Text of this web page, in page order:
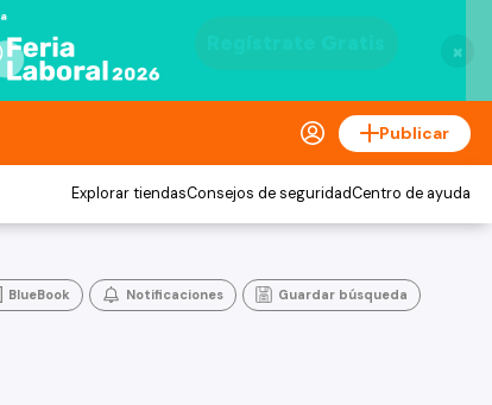
×
Publicar
Explorar tiendasConsejos de seguridadCentro de ayuda
BlueBook Notificaciones Guardar búsqueda